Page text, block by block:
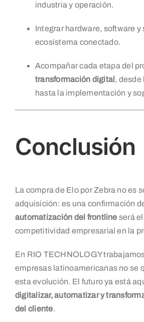
industria y operación.
Integrar hardware, software y
ecosistema conectado.
Acompañar cada etapa del
transformación digital , desde
hasta la implementación y
Conclusión
La compra de Elo por Zebra no es
adquisición: es una confirmación
automatización del frontline será
competitividad empresarial en la
En RIO TECHNOLOGY
empresas latinoamericanas no se
esta evolución. El futuro ya está
digitalizar, automatizar y
del cliente.